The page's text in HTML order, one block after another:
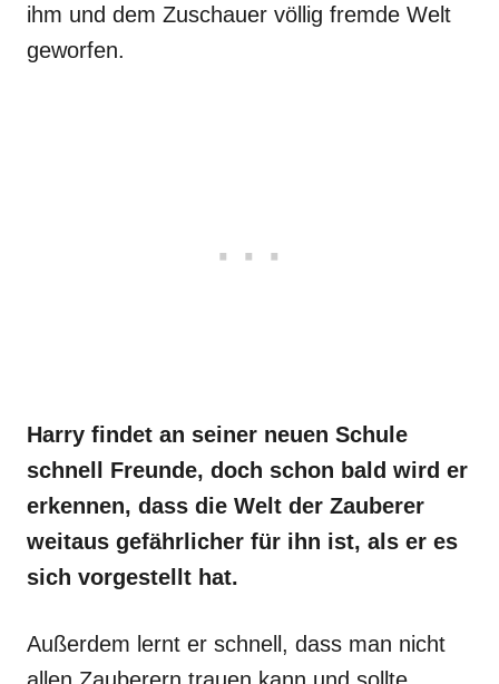
ihm und dem Zuschauer völlig fremde Welt
geworfen.
Harry findet an seiner neuen Schule
schnell Freunde, doch schon bald wird er
erkennen, dass die Welt der Zauberer
weitaus gefährlicher für ihn ist, als er es
sich vorgestellt hat.
Außerdem lernt er schnell, dass man nicht